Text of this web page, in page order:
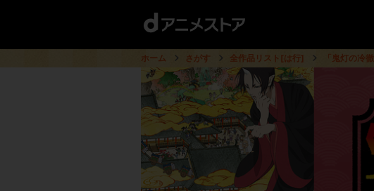
ホーム さがす 全作品リスト[は行] 「鬼灯の冷